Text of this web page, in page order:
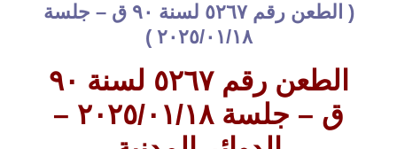
( الطعن رقم ٥۲٦۷ لسنة ۹۰ ق – جلسة
⁦۲۰۲٥/۰۱/۱۸⁩ )
الطعن رقم ٥۲٦۷ لسنة ۹۰
ق – جلسة
–